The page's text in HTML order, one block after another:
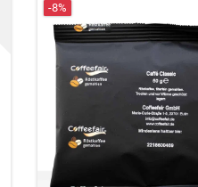
-8%